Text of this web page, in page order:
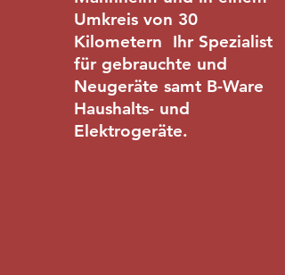
Umkreis von 30
Kilometern Ihr Spezialist
für gebrauchte und
Neugeräte samt B-Ware
Haushalts- und
Elektrogeräte.